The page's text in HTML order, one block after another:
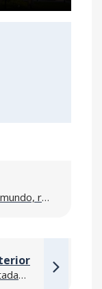
7 ruínas antigas ao redor do mundo, reconstruídas
COVID-19: Conheça as ações adotadas pela Afonso França